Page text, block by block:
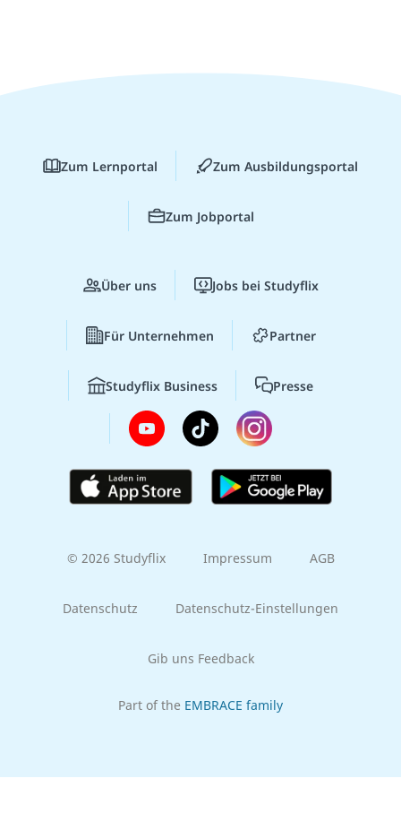
Zum Lernportal Zum Ausbildungsportal
Zum Jobportal
Über uns Jobs bei Studyflix
Für Unternehmen Partner
Studyflix Business Presse
© 2026 Studyflix Impressum AGB
Datenschutz Datenschutz-Einstellungen
Gib uns Feedback
Part of the EMBRACE family